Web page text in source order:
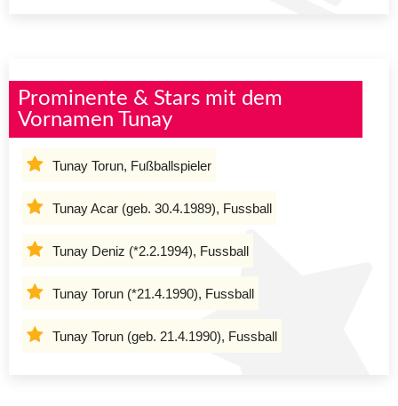
Prominente & Stars mit dem
Vornamen Tunay
Tunay Torun, Fußballspieler
Tunay Acar (geb. 30.4.1989), Fussball
Tunay Deniz (*2.2.1994), Fussball
Tunay Torun (*21.4.1990), Fussball
Tunay Torun (geb. 21.4.1990), Fussball